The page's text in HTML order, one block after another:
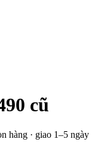
cũ
hàng · giao 1–5 ngày